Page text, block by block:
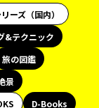
ーズ（国内）
&テクニック
旅の図鑑
景
D-Books